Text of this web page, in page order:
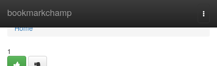
bookmarkchamp
Home
Home
1